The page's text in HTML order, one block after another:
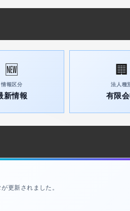
🆕
情報区分
新情報
🏢
法人種
有限
更新されました。